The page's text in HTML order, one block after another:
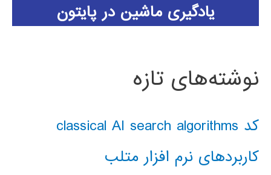
یادگیری ماشین در پایتون
نوشته‌های تازه
کد classical AI search algorithms
کاربردهای نرم افزار متلب